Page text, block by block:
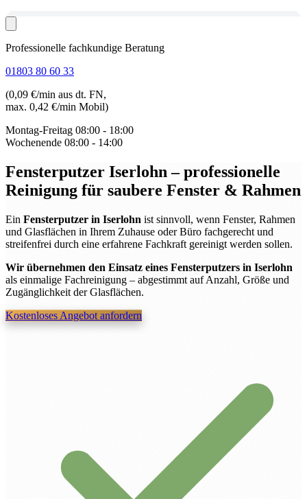
Professionelle fachkundige Beratung
01803 80 60 33
(0,09 €/min aus dt. FN,
max. 0,42 €/min Mobil)
Montag-Freitag 08:00 - 18:00
Wochenende 08:00 - 14:00
Fensterputzer Iserlohn– professionelle
Reinigung für saubere Fenster & Rahmen
Ein Fensterputzer in Iserlohn ist sinnvoll, wenn Fenster, Rahmen
und Glasflächen in Ihrem Zuhause oder Büro fachgerecht und
streifenfrei durch eine erfahrene Fachkraft gereinigt werden sollen.
Wir übernehmen den Einsatz eines Fensterputzers in Iserlohn
als einmalige Fachreinigung – abgestimmt auf Anzahl, Größe und
Zugänglichkeit der Glasflächen.
Kostenloses Angebot anfordern